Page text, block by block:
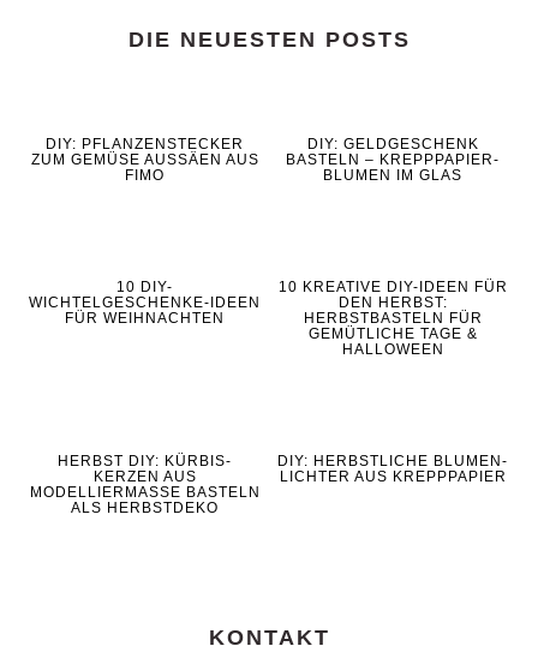
DIE NEUESTEN POSTS
DIY: PFLANZENSTECKER
ZUM GEMÜSE AUSSÄEN AUS
FIMO
DIY: GELDGESCHENK
BASTELN – KREPPPAPIER-
BLUMEN IM GLAS
10 DIY-
WICHTELGESCHENKE-IDEEN
FÜR WEIHNACHTEN
10 KREATIVE DIY-IDEEN FÜR
DEN HERBST:
HERBSTBASTELN FÜR
GEMÜTLICHE TAGE &
HALLOWEEN
HERBST DIY: KÜRBIS-
KERZEN AUS
MODELLIERMASSE BASTELN
ALS HERBSTDEKO
DIY: HERBSTLICHE BLUMEN-
LICHTER AUS KREPPPAPIER
KONTAKT